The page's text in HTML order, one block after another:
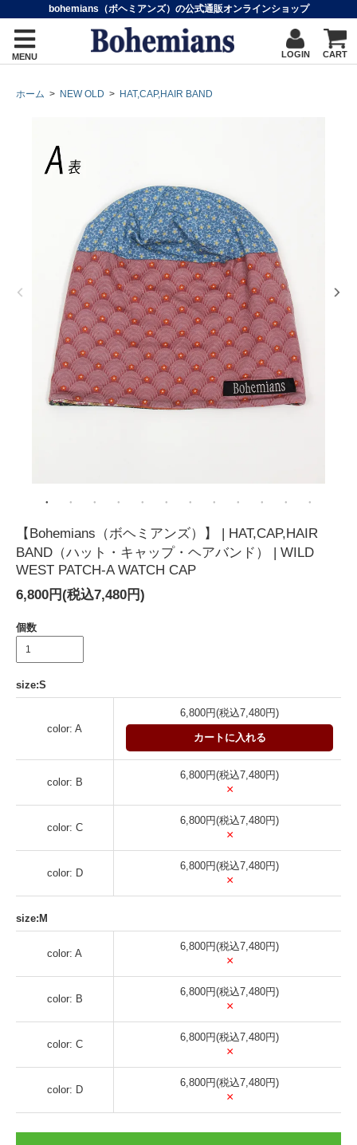
bohemians（ボヘミアンズ）の公式通販オンラインショップ
MENU LOGIN CART
ホーム > NEW OLD > HAT,CAP,HAIR BAND
【Bohemians（ボヘミアンズ）】 | HAT,CAP,HAIR
BAND（ハット・キャップ・ヘアバンド） | WILD
WEST PATCH-A WATCH CAP
6,800円(税込7,480円)
個数
size:S
color: A
6,800円(税込7,480円)
カートに入れる
color: B
6,800円(税込7,480円)
×
color: C
6,800円(税込7,480円)
×
color: D
6,800円(税込7,480円)
×
size:M
color: A
6,800円(税込7,480円)
×
color: B
6,800円(税込7,480円)
×
color: C
6,800円(税込7,480円)
×
color: D
6,800円(税込7,480円)
×